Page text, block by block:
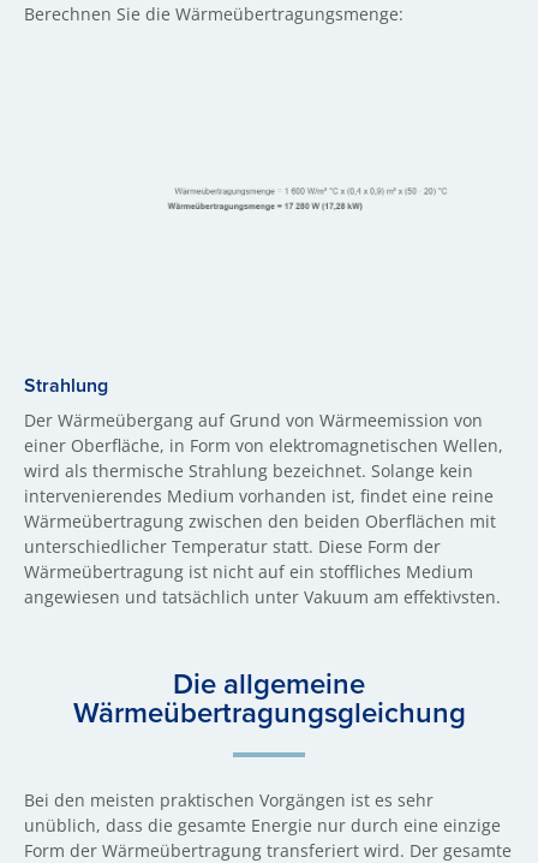
Berechnen Sie die Wärmeübertragungsmenge:
Strahlung
Der Wärmeübergang auf Grund von Wärmeemission von
einer Oberfläche, in Form von elektromagnetischen Wellen,
wird als thermische Strahlung bezeichnet. Solange kein
intervenierendes Medium vorhanden ist, findet eine reine
Wärmeübertragung zwischen den beiden Oberflächen mit
unterschiedlicher Temperatur statt. Diese Form der
Wärmeübertragung ist nicht auf ein stoffliches Medium
angewiesen und tatsächlich unter Vakuum am effektivsten.
Die allgemeine
Wärmeübertragungsgleichung
Bei den meisten praktischen Vorgängen ist es sehr
unüblich, dass die gesamte Energie nur durch eine einzige
Form der Wärmeübertragung transferiert wird. Der gesamte